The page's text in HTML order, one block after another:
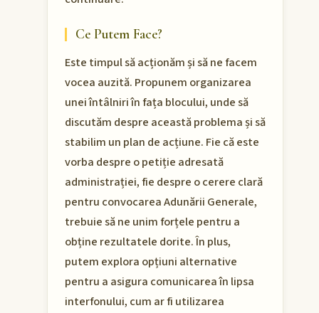
Ce Putem Face?
Este timpul să acționăm și să ne facem
vocea auzită. Propunem organizarea
unei întâlniri în fața blocului, unde să
discutăm despre această problema și să
stabilim un plan de acțiune. Fie că este
vorba despre o petiție adresată
administrației, fie despre o cerere clară
pentru convocarea Adunării Generale,
trebuie să ne unim forțele pentru a
obține rezultatele dorite. În plus,
putem explora opțiuni alternative
pentru a asigura comunicarea în lipsa
interfonului, cum ar fi utilizarea